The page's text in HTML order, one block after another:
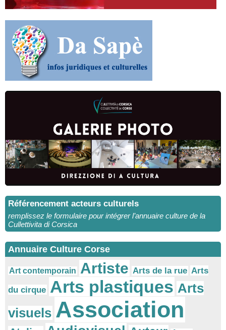
Référencement acteurs culturels
remplissez le formulaire pour intégrer l’annuaire culture de la
Cullettivita di Corsica
Annuaire Culture Corse
Art contemporain Artiste Arts de la rue Arts
du cirque Arts plastiques Arts
visuels Association